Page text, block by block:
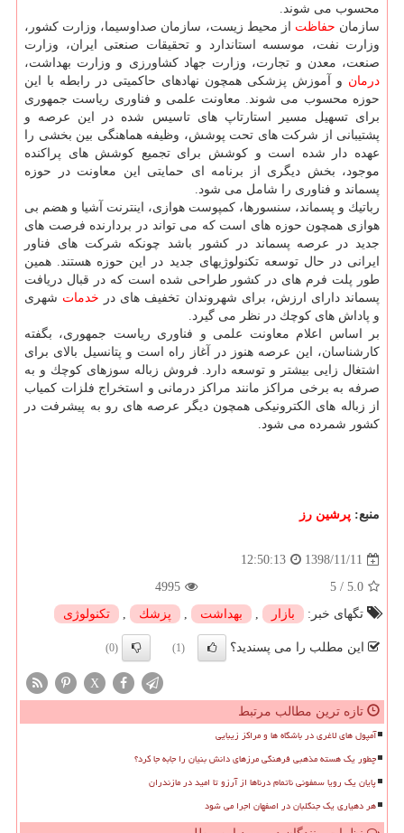
محسوب می شوند.
سازمان حفاظت از محیط زیست، سازمان صداوسیما، وزارت كشور،
وزارت نفت، موسسه استاندارد و تحقیقات صنعتی ایران، وزارت
صنعت، معدن و تجارت، وزارت جهاد كشاورزی و وزارت بهداشت،
درمان و آموزش پزشكی همچون نهادهای حاكمیتی در رابطه با این
حوزه محسوب می شوند. معاونت علمی و فناوری ریاست جمهوری
برای تسهیل مسیر استارتاپ های تاسیس شده در این عرصه و
پشتیبانی از شركت های تحت پوشش، وظیفه هماهنگی بین بخشی را
عهده دار شده است و كوشش برای تجمیع كوشش های پراكنده
موجود، بخش دیگری از برنامه ای حمایتی این معاونت در حوزه
پسماند و فناوری را شامل می شود.
رباتیك و پسماند، سنسورها، كمپوست هوازی، اینترنت آشیا و هضم بی
هوازی همچون حوزه های است كه می تواند در بردارنده فرصت های
جدید در عرصه پسماند در كشور باشد چونكه شركت های فناور
ایرانی در حال توسعه تكنولوژیهای جدید در این حوزه هستند. همین
طور پلت فرم های در كشور طراحی شده است كه در قبال دریافت
پسماند دارای ارزش، برای شهروندان تخفیف های در خدمات شهری
و پاداش های كوچك در نظر می گیرد.
بر اساس اعلام معاونت علمی و فناوری ریاست جمهوری، بگفته
كارشناسان، این عرصه هنوز در آغاز راه است و پتانسیل بالای برای
اشتغال زایی بیشتر و توسعه دارد. فروش زباله سوزهای كوچك و به
صرفه به برخی مراكز مانند مراكز درمانی و استخراج فلزات كمیاب
از زباله های الكترونیكی همچون دیگر عرصه های رو به پیشرفت در
كشور شمرده می شود.
منبع: پرشین رز
1398/11/11
12:50:13
5.0
/
5
4995
تگهای خبر:
بازار , بهداشت , پزشك , تكنولوژی
این مطلب را می پسندید؟ (1)
(0)
X
تازه ترین مطالب مرتبط
آمپول های لاغری در باشگاه ها و مراکز زیبایی
چطور یک هسته مذهبی فرهنگی مرزهای دانش بنیان را جابه جا کرد؟
پایان یک رویا سمفونی ناتمام درناها از آرزو تا امید در مازندران
هر دهیاری یک جنگلبان در اصفهان اجرا می شود